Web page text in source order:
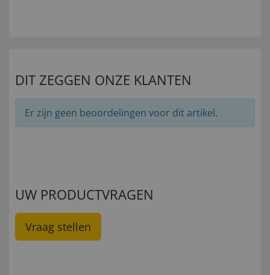
DIT ZEGGEN ONZE KLANTEN
Er zijn geen beoordelingen voor dit artikel.
UW PRODUCTVRAGEN
Vraag stellen